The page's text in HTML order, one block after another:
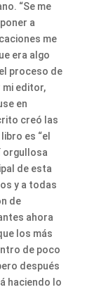
“Se me
a
me
era algo
proceso de
mi editor,
en
creó las
es “el
orgullosa
de esta
y a todas
de
ahora
los más
de poco
después
haciendo lo